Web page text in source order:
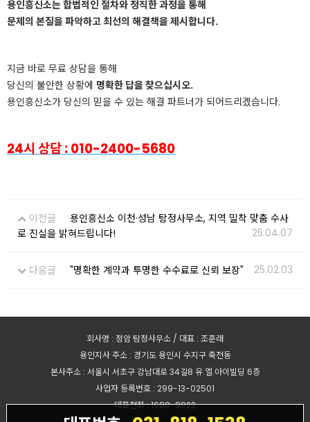
용인흥신소는 합법적인 절차와 정직한 과정을 통해
문제의 본질을 파악하고 최선의 해결책을 제시합니다.
지금 바로 무료 상담을 통해
당신의 불안한 상황에 명확한 답을 찾으십시오.
용인흥신소가 당신의 믿을 수 있는 해결 파트너가 되어드리겠습니다.
24시 상담 : 010-2400-5680
이전글
용인흥신소 이천·성남 탐정사무소, 지역 밀착 맞춤 수사
로 진실을 밝혀드립니다!
25.04.07
다음글 "명확한 계약과 투명한 수수료로 신뢰 보장" 25.02.03
회사명 : 정암 탐정사무소 / 대표 : 조훈래
용인지사 주소 : 경기도 용인시 수지구 죽전동
본사주소 : 서울시 서초구 강남대로 34길8 유.엘.아이빌딩 6층
사업자 등록번호 : 299-13-02501
대표전화 : 1688-8922